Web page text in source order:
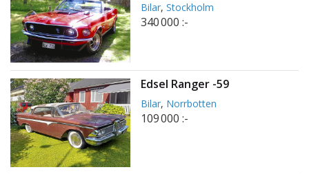
Bilar,Stockholm
340 000 :-
Edsel Ranger -59
Bilar, Norrbotten
109 000 :-